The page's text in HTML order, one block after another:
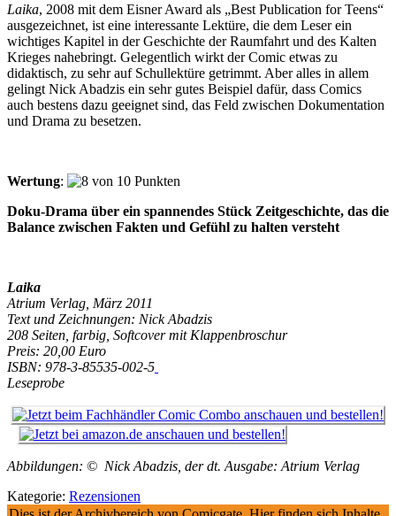
Laika, 2008 mit dem Eisner Award als „Best Publication for Teens“
ausgezeichnet, ist eine interessante Lektüre, die dem Leser ein
wichtiges Kapitel in der Geschichte der Raumfahrt und des Kalten
Krieges nahebringt. Gelegentlich wirkt der Comic etwas zu
didaktisch, zu sehr auf Schullektüre getrimmt. Aber alles in allem
gelingt Nick Abadzis ein sehr gutes Beispiel dafür, dass Comics
auch bestens dazu geeignet sind, das Feld zwischen Dokumentation
und Drama zu besetzen.
Wertung:
Doku-Drama über ein spannendes Stück Zeitgeschichte, das die
Balance zwischen Fakten und Gefühl zu halten versteht
Laika
Atrium Verlag, März 2011
Text und Zeichnungen: Nick Abadzis
208 Seiten, farbig, Softcover mit Klappenbroschur
Preis: 20,00 Euro
ISBN: 978-3-85535-002-5
Leseprobe
Abbildungen: © Nick Abadzis, der dt. Ausgabe: Atrium Verlag
Kategorie: Rezensionen